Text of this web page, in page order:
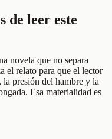
de leer este
novela que no separa
el relato para que el lector
la presión del hambre y la
Esa materialidad es